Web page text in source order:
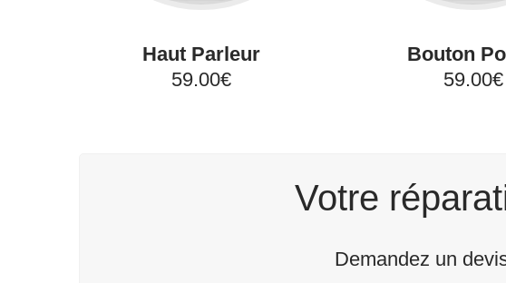
Haut Parleur
59.00€
Bouton
59.00€
Votre
Demandez un